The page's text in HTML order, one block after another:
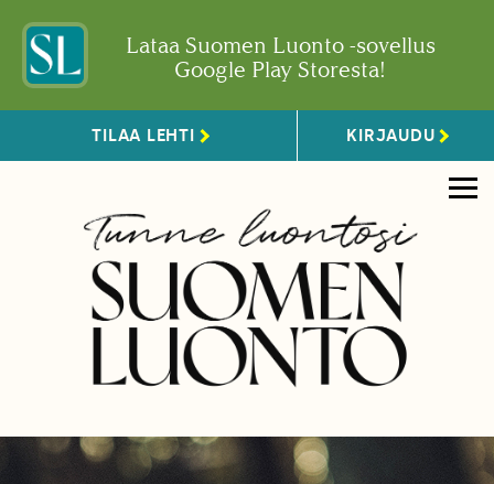
Lataa Suomen Luonto -sovellus
Google Play Storesta!
TILAA LEHTI KIRJAUDU